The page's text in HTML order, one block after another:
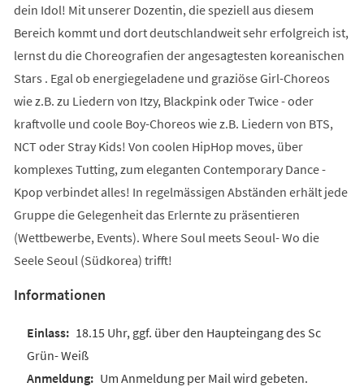
dein Idol! Mit unserer Dozentin, die speziell aus diesem
Bereich kommt und dort deutschlandweit sehr erfolgreich ist,
lernst du die Choreografien der angesagtesten koreanischen
Stars . Egal ob energiegeladene und graziöse Girl-Choreos
wie z.B. zu Liedern von Itzy, Blackpink oder Twice - oder
kraftvolle und coole Boy-Choreos wie z.B. Liedern von BTS,
NCT oder Stray Kids! Von coolen HipHop moves, über
komplexes Tutting, zum eleganten Contemporary Dance -
Kpop verbindet alles! In regelmässigen Abständen erhält jede
Gruppe die Gelegenheit das Erlernte zu präsentieren
(Wettbewerbe, Events). Where Soul meets Seoul- Wo die
Seele Seoul (Südkorea) trifft!
Informationen
18.15 Uhr, ggf. über den Haupteingang des Sc
Grün- Weiß
Um Anmeldung per Mail wird gebeten.